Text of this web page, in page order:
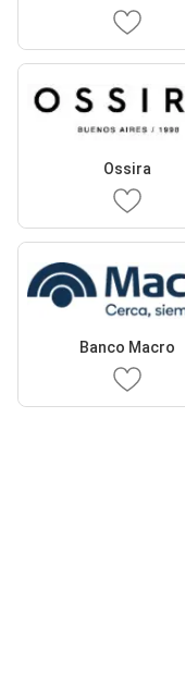
Ossira
Banco Macro